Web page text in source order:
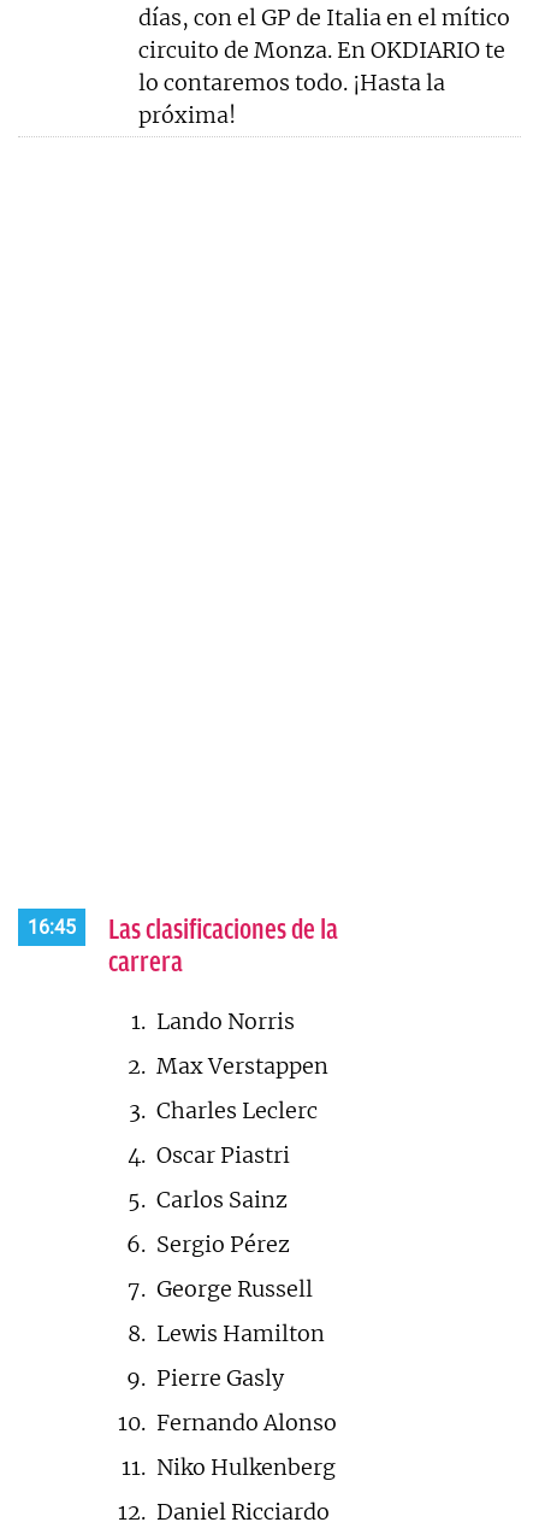
días, con el GP de Italia en el mítico
circuito de Monza. En OKDIARIO te
lo contaremos todo. ¡Hasta la
próxima!
16:45
Las clasificaciones de la
carrera
Lando Norris
Max Verstappen
Charles Leclerc
Oscar Piastri
Carlos Sainz
Sergio Pérez
George Russell
Lewis Hamilton
Pierre Gasly
Fernando Alonso
Niko Hulkenberg
Daniel Ricciardo